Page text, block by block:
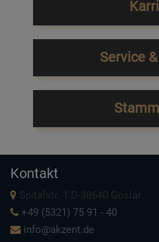
Service
Kontakt
Spitalstr. 1 D-38640 Goslar
+49 (5321) 75 91 - 40
info@akzent.de